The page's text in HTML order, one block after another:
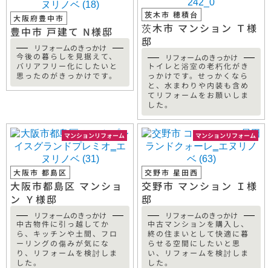
大阪府豊中市
豊中市 戸建て N様邸
リフォームのきっかけ
今後の暮らしを見据えて、
バリアフリー化にしたいと
思ったのがきっかけです。
茨木市 穂積台
茨木市 マンション Ｔ様
邸
リフォームのきっかけ
トイレと浴室の老朽化がき
っかけです。せっかくなら
と、水まわりや内装も含め
てリフォームをお願いしま
した。
大阪市 都島区
大阪市都島区 マンショ
ン Ｙ様邸
リフォームのきっかけ
中古物件に引っ越してか
ら、キッチンや土間、フロ
ーリングの傷みが気にな
り、リフォームを検討しま
した。
マンションリフォーム
交野市 星田西
交野市 マンション Ｉ様
邸
リフォームのきっかけ
中古マンションを購入し、
終の住まいとして快適に暮
らせる空間にしたいと思
い、リフォームを検討しま
した。
マンションリフォーム